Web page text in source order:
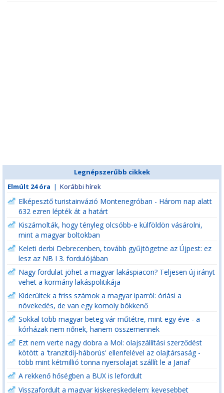
Legnépszerűbb cikkek
Elmúlt 24 óra | Korábbi hírek
Elképesztő turistainvázió Montenegróban - Három nap alatt
632 ezren lépték át a határt
Kiszámolták, hogy tényleg olcsóbb-e külföldön vásárolni,
mint a magyar boltokban
Keleti derbi Debrecenben, tovább gyűjtögetne az Újpest: ez
lesz az NB I 3. fordulójában
Nagy fordulat jöhet a magyar lakáspiacon? Teljesen új irányt
vehet a kormány lakáspolitikája
Kiderültek a friss számok a magyar iparról: óriási a
növekedés, de van egy komoly bökkenő
Sokkal több magyar beteg vár műtétre, mint egy éve - a
kórházak nem nőnek, hanem összemennek
Ezt nem verte nagy dobra a Mol: olajszállítási szerződést
kötött a 'tranzitdíj-háborús' ellenfelével az olajtársaság -
több mint kétmillió tonna nyersolajat szállít le a Janaf
A rekkenő hőségben a BUX is lefordult
Visszafordult a magyar kiskereskedelem: kevesebbet